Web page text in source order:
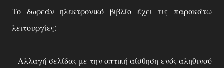
Το δωρεάν ηλεκτρονικό βιβλίο έχει τις παρακάτω
λειτουργίες:
- Αλλαγή σελίδας με την οπτική αίσθηση ενός αληθινού